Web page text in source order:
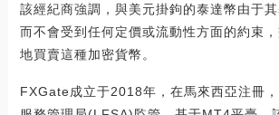
該經紀商強調，與美元掛鉤的泰達幣由于
而不會受到任何定價或流動性方面的約束
地買賣這種加密貨幣。
FXGate成立于2018年，在馬來西亞注冊